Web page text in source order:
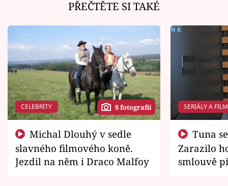
PŘEČTĚTE SI TAKÉ
CELEBRITY 8 fotografií
slavného filmového koně.
Jezdil na něm i Draco Malfoy
SERIÁLY A
Zarazilo
smlouvě